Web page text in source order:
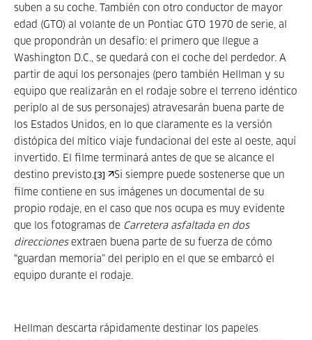
suben a su coche. También con otro conductor de mayor
edad (GTO) al volante de un Pontiac GTO 1970 de serie, al
que propondrán un desafío: el primero que llegue a
Washington D.C., se quedará con el coche del perdedor. A
partir de aquí los personajes (pero también Hellman y su
equipo que realizarán en el rodaje sobre el terreno idéntico
periplo al de sus personajes) atravesarán buena parte de
los Estados Unidos, en lo que claramente es la versión
distópica del mítico viaje fundacional del este al oeste, aquí
invertido. El filme terminará antes de que se alcance el
destino previsto. [3]
Si siempre puede sostenerse que un
filme contiene en sus imágenes un documental de su
propio rodaje, en el caso que nos ocupa es muy evidente
que los fotogramas de Carretera asfaltada en dos
direccionesextraen buena parte de su fuerza de cómo
“guardan memoria” del periplo en el que se embarcó el
equipo durante el rodaje.
Hellman descarta rápidamente destinar los papeles